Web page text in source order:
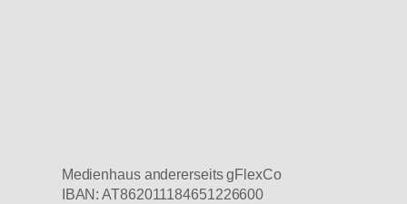
Medienhaus andererseits gFlexCo
IBAN: AT862011184651226600